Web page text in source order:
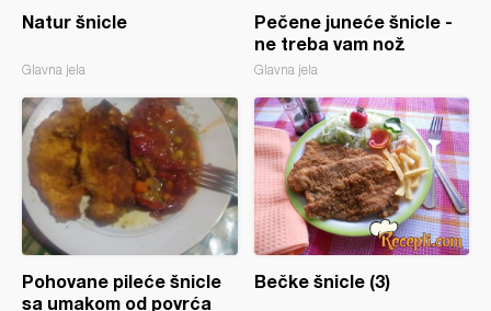
Natur šnicle
Glavna jela
Pečene juneće šnicle -
ne treba vam nož
Glavna jela
Pohovane pileće šnicle
sa umakom od povrća
Bečke šnicle (3)